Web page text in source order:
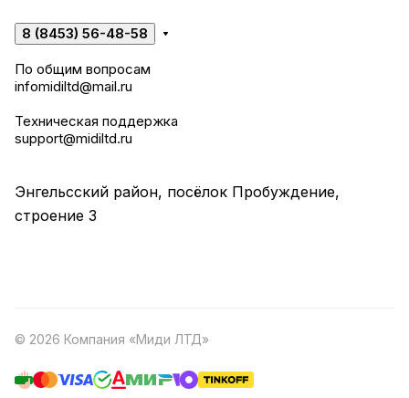
8 (8453) 56-48-58
По общим вопросам
infomidiltd@mail.ru
Техническая поддержка
support@midiltd.ru
Энгельсский район, посёлок Пробуждение,
строение 3
© 2026 Компания «Миди ЛТД»